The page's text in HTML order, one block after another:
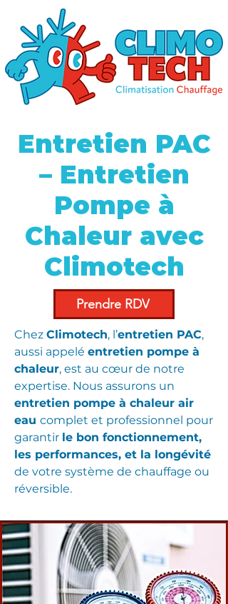
Entretien PAC
– Entretien
Pompe à
Chaleur avec
Climotech
Prendre RDV
Chez Climotech, l’entretien PAC,
aussi appelé entretien pompe à
chaleur, est au cœur de notre
expertise. Nous assurons un
entretien pompe à chaleur air
eau complet et professionnel pour
garantir le bon fonctionnement,
les performances, et la longévité
de votre système de chauffage ou
réversible.